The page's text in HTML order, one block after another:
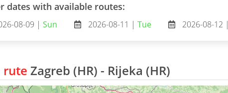
dates with available routes:
08-09 | Sun 2026-08-11 | Tue 2026-08-12 |
rute Zagreb (HR) - Rijeka (HR)